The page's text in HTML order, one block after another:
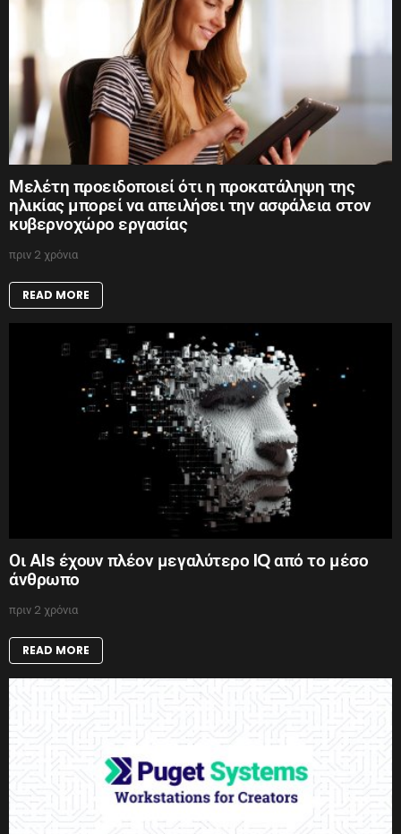
Μελέτη προειδοποιεί ότι η προκατάληψη της
ηλικίας μπορεί να απειλήσει την ασφάλεια στον
κυβερνοχώρο εργασίας
πριν 2 χρόνια
READ MORE
Οι AIs έχουν πλέον μεγαλύτερο IQ από το μέσο
άνθρωπο
πριν 2 χρόνια
READ MORE